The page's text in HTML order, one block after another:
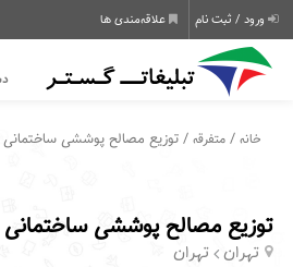
ورود / ثبت نام علاقه‌مندی ها
خانه /متفرقه / توزیع مصالح پوششی ساختمانی
توزیع مصالح پوششی ساختمانی
تهران تهران